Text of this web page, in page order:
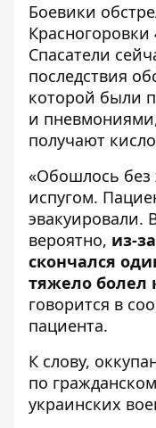
Боевики
Красногоровки
Спасатели
последствия
которой были
и
получают
«Обошлось
испугом.
эвакуировали.
вероятно, из-
скончался
тяжело болел
говорится в
пациента.
К слову,
по
украинских